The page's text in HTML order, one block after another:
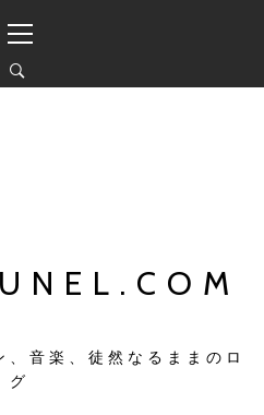
イ
ン
メ
音楽、徒然なるままのロ
グ